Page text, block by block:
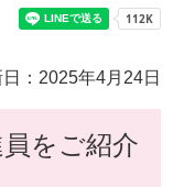
：2025年4月24日
をご紹介